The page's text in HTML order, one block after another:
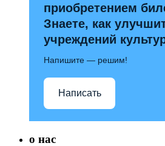
приобретением
Знаете, как
учреждений
Напишите — решим!
Написать
о нас